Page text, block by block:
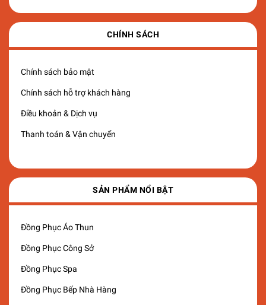
CHÍNH SÁCH
Chính sách bảo mật
Chính sách hỗ trợ khách hàng
Điều khoản & Dịch vụ
Thanh toán & Vận chuyển
SẢN PHẨM NỔI BẬT
Đồng Phục Áo Thun
Đồng Phục Công Sở
Đồng Phục Spa
Đồng Phục Bếp Nhà Hàng